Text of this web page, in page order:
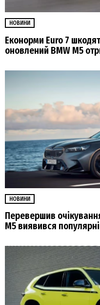
НОВИНИ
Еконорми Euro 7
оновлений BMW M5
НОВИНИ
Перевершив
M5 виявився